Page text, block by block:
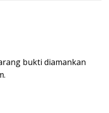
bukti diamankan